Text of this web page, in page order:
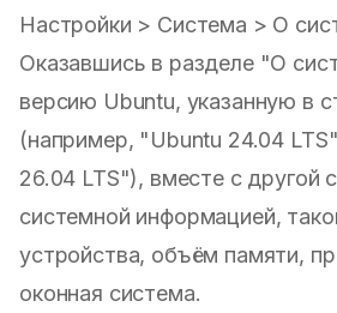
Настройки > Система > О
Оказавшись в разделе "О
версию Ubuntu, указанную в
(например, "Ubuntu 24.04
26.04 LTS"), вместе с другой
системной информацией,
устройства, объём памяти,
оконная система.